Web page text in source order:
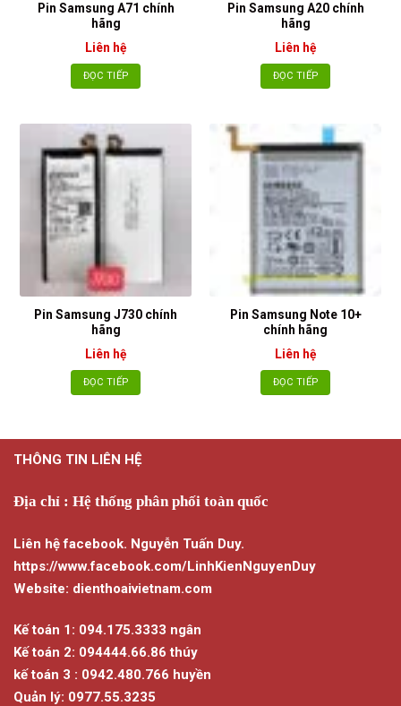
Pin Samsung A71 chính
hãng
Liên hệ
ĐỌC TIẾP
Pin Samsung A20 chính
hãng
Liên hệ
ĐỌC TIẾP
Pin Samsung J730 chính
hãng
Liên hệ
ĐỌC TIẾP
Pin Samsung Note 10+
chính hãng
Liên hệ
ĐỌC TIẾP
THÔNG TIN LIÊN HỆ
Địa chỉ : Hệ thống phân phối toàn quốc
Liên hệ facebook. Nguyễn Tuấn Duy.
https://www.facebook.com/LinhKienNguyenDuy
Website: dienthoaivietnam.com
Kế toán 1: 094.175.3333 ngân
Kế toán 2: 094444.66.86 thúy
kế toán 3 : 0942.480.766 huyền
Quản lý: 0977.55.3235